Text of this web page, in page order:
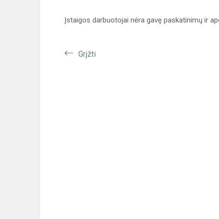
Įstaigos darbuotojai nėra gavę paskatinimų ir
Grįžti